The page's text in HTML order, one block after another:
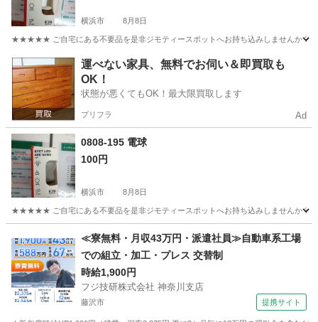
横浜市 8月8日
★★★★★ ご自宅にある不要品を是非ジモティースポットへお持ち込みしませんか？
神奈川 横浜市 照明器具 現地
運べない家具、無料でお伺い＆即買取も
OK！
状態が悪くてもOK！最大限買取します
プリフラ Ad
0808-195 電球
100円
横浜市 8月8日
★★★★★ ご自宅にある不要品を是非ジモティースポットへお持ち込みしませんか？
照明器具 現地
≪寮無料・月収43万円・派遣社員≫自動車系工場
での組立・加工・プレス 交替制
時給1,900円
フジ技研株式会社 神奈川支店
藤沢市 提携サイト